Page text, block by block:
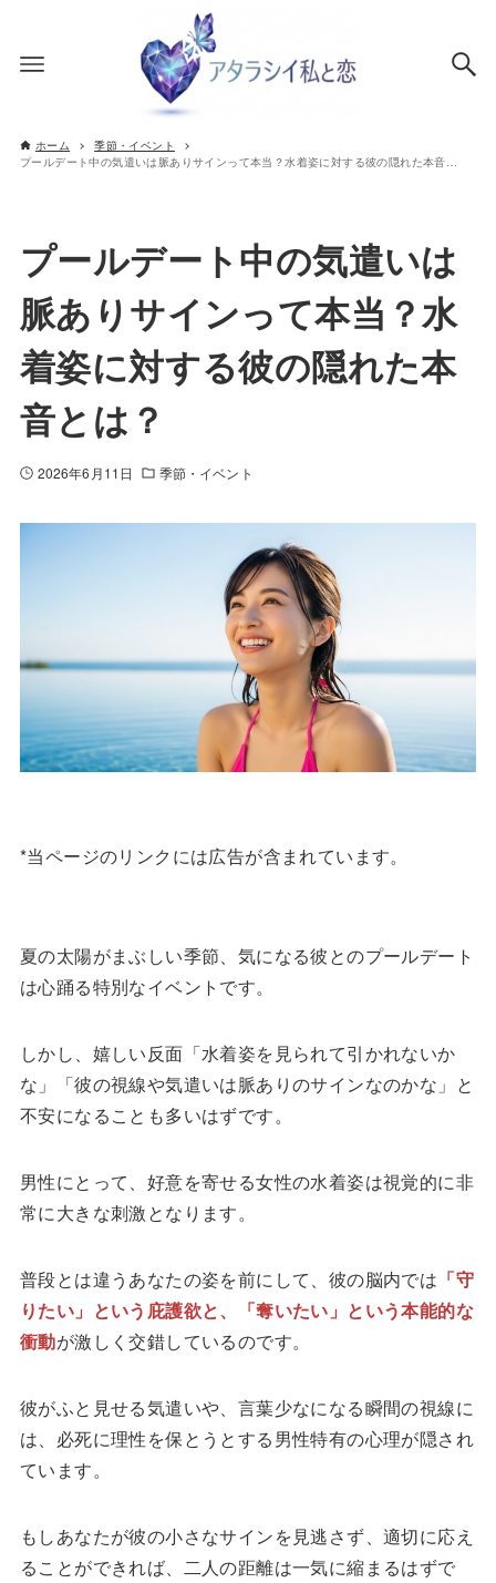
ホーム
季節・イベント
プールデート中の気遣いは脈ありサインって本当？水着姿に対する彼の隠れた本音とは？
プールデート中の気遣いは
脈ありサインって本当？水
着姿に対する彼の隠れた本
音とは？
2026年6月11日 季節・イベント
*当ページのリンクには広告が含まれています。
夏の太陽がまぶしい季節、気になる彼とのプールデート
は心踊る特別なイベントです。
しかし、嬉しい反面「水着姿を見られて引かれないか
な」「彼の視線や気遣いは脈ありのサインなのかな」と
不安になることも多いはずです。
男性にとって、好意を寄せる女性の水着姿は視覚的に非
常に大きな刺激となります。
普段とは違うあなたの姿を前にして、彼の脳内では 「守
りたい」という庇護欲と、「奪いたい」という本能的な
衝動が激しく交錯しているのです。
彼がふと見せる気遣いや、言葉少なになる瞬間の視線に
は、必死に理性を保とうとする男性特有の心理が隠され
ています。
もしあなたが彼の小さなサインを見逃さず、適切に応え
ることができれば、二人の距離は一気に縮まるはずで